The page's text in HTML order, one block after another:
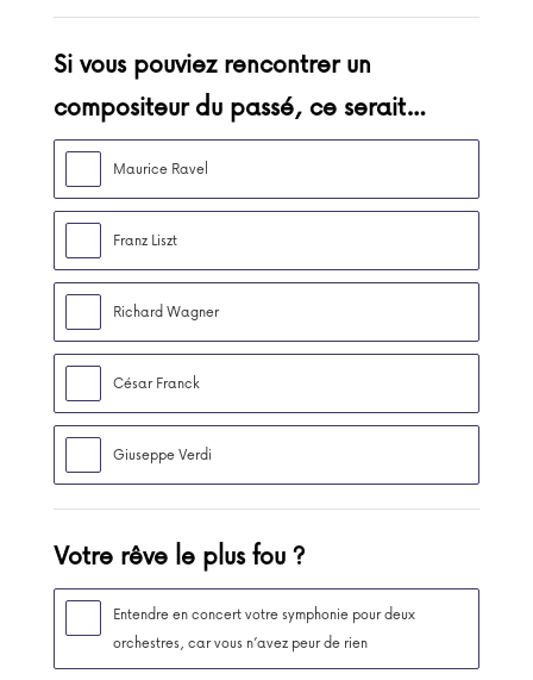
Si vous pouviez rencontrer un
compositeur du passé, ce serait…
Maurice Ravel
Franz Liszt
Richard Wagner
César Franck
Giuseppe Verdi
Votre rêve le plus fou ?
Entendre en concert votre symphonie pour deux
orchestres, car vous n’avez peur de rien